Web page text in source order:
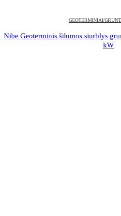
GEOTERMINIAI/
Nibe Geoterminis šilumos siurblys
kW